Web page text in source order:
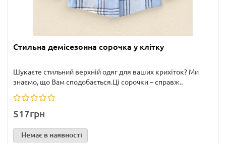
Стильна демісезонна сорочка у клітку
Шукаєте стильний верхній одяг для ваших крихіток? Ми
знаємо, що Вам сподобається.Ці сорочки – справж..
517грн
Немає в наявності